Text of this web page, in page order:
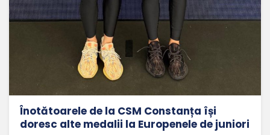
Înotătoarele de la CSM Constanța își
doresc alte medalii la Europenele de juniori